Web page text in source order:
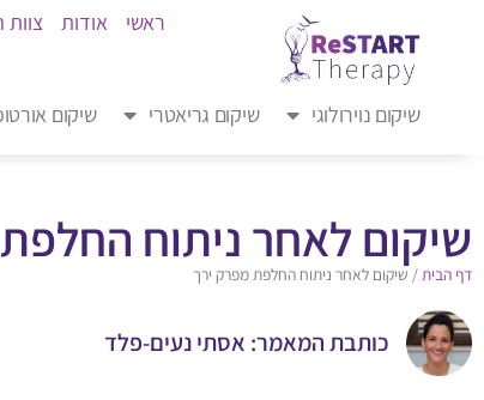
ראשי אודות
שיקום נוירולוגי שיקום גריאטרי שיקום
שיקום לאחר ניתוח
דף הבית/ שיקום לאחר ניתוח החלפת מפרק ירך
כותבת המאמר: אסתי נעים-פלד